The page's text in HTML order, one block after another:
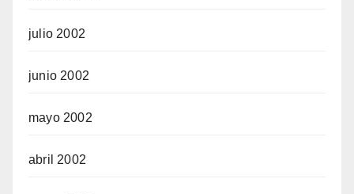
julio 2002
junio 2002
mayo 2002
abril 2002